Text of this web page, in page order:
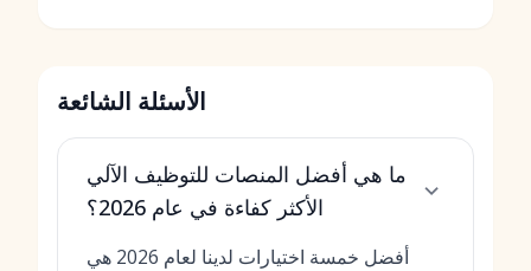
الأسئلة الشائعة
ما هي أفضل المنصات للتوظيف الآلي
الأكثر كفاءة في عام 2026؟
أفضل خمسة اختيارات لدينا لعام 2026 هي